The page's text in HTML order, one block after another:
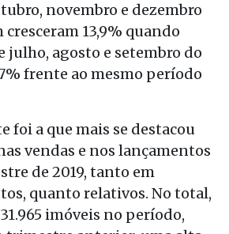
novembro e dezembro
cresceram 13,9% quando
julho, agosto e setembro do
frente ao mesmo período
foi a que mais se destacou
vendas e nos lançamentos
de 2019, tanto em
quanto relativos. No total,
imóveis no período,